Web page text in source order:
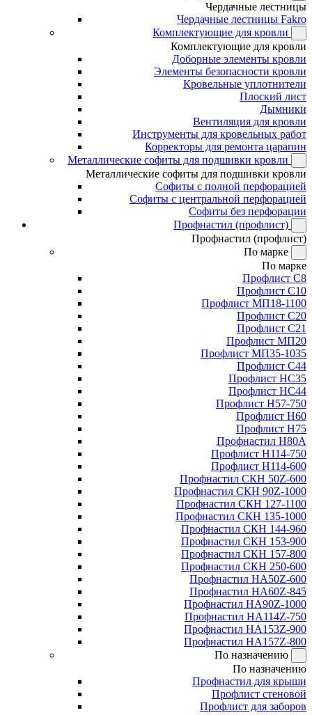
Чердачные лестницы
Чердачные лестницы Fakro
Комплектующие для кровли
Комплектующие для кровли
Доборные элементы кровли
Элементы безопасности кровли
Кровельные уплотнители
Плоский лист
Дымники
Вентиляция для кровли
Инструменты для кровельных работ
Корректоры для ремонта царапин
Металлические софиты для подшивки кровли
Металлические софиты для подшивки кровли
Софиты с полной перфорацией
Софиты с центральной перфорацией
Софиты без перфорации
Профнастил (профлист)
Профнастил (профлист)
По марке
По марке
Профлист С8
Профлист С10
Профлист МП18-1100
Профлист С20
Профлист С21
Профлист МП20
Профлист МП35-1035
Профлист С44
Профлист НС35
Профлист НС44
Профлист Н57-750
Профлист Н60
Профлист Н75
Профнастил Н80А
Профлист Н114-750
Профлист Н114-600
Профнастил СКН 50Z-600
Профнастил СКН 90Z-1000
Профнастил СКН 127-1100
Профнастил СКН 135-1000
Профнастил СКН 144-960
Профнастил СКН 153-900
Профнастил СКН 157-800
Профнастил СКН 250-600
Профнастил НА50Z-600
Профнастил НА60Z-845
Профнастил НА90Z-1000
Профнастил НА114Z-750
Профнастил НА153Z-900
Профнастил НА157Z-800
По назначению
По назначению
Профнастил для крыши
Профлист стеновой
Профлист для заборов